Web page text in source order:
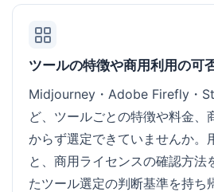
ツールの特徴や商用利用の可
Midjourney・Adobe Firefly・
ど、ツールごとの特徴や料金、
からず選定できていませんか。
と、商用ライセンスの確認方法
たツール選定の判断基準を持ち